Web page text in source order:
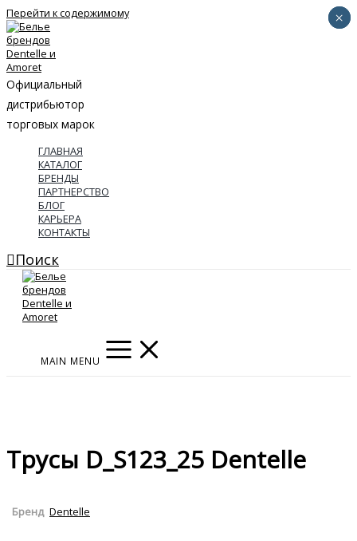
Перейти к содержимому
Официальный
дистрибьютор
торговых марок
ГЛАВНАЯ
КАТАЛОГ
БРЕНДЫ
ПАРТНЕРСТВО
БЛОГ
КАРЬЕРА
КОНТАКТЫ
Поиск
MAIN MENU
Трусы D_S123_25 Dentelle
Бренд Dentelle
×
×